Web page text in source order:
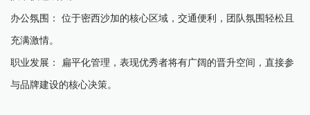
办公氛围： 位于密西沙加的核心区域，交通便利，团队氛围轻松且
充满激情。
职业发展： 扁平化管理，表现优秀者将有广阔的晋升空间，直接参
与品牌建设的核心决策。